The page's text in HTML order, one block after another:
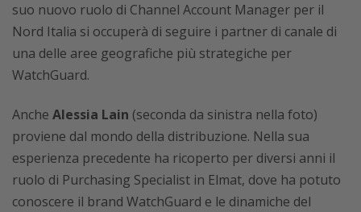
suo nuovo ruolo di Channel Account Manager per il
Nord Italia si occuperà di seguire i partner di canale di
una delle aree geografiche più strategiche per
WatchGuard.
Anche Alessia Lain (seconda da sinistra nella foto)
proviene dal mondo della distribuzione. Nella sua
esperienza precedente ha ricoperto per diversi anni il
ruolo di Purchasing Specialist in Elmat, dove ha potuto
conoscere il brand WatchGuard e le dinamiche del